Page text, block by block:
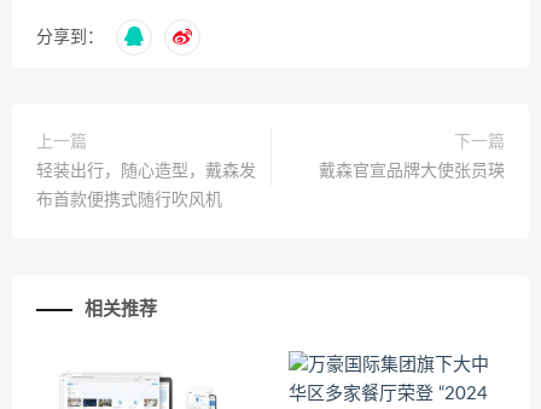
分享到：
上一篇
轻装出行，随心造型，戴森发
布首款便携式随行吹风机
下一篇
戴森官宣品牌大使张员瑛
相关推荐